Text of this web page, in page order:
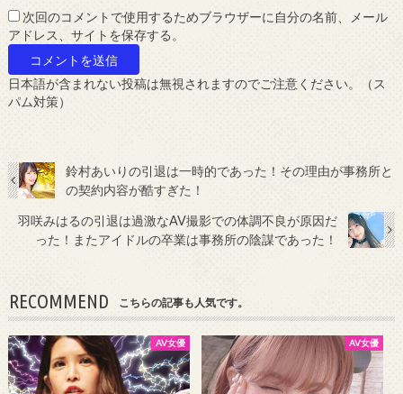
次回のコメントで使用するためブラウザーに自分の名前、メール
アドレス、サイトを保存する。
日本語が含まれない投稿は無視されますのでご注意ください。（ス
パム対策）
鈴村あいりの引退は一時的であった！その理由が事務所と
の契約内容が酷すぎた！
羽咲みはるの引退は過激なAV撮影での体調不良が原因だ
った！またアイドルの卒業は事務所の陰謀であった！
RECOMMEND こちらの記事も人気です。
AV女優 AV女優